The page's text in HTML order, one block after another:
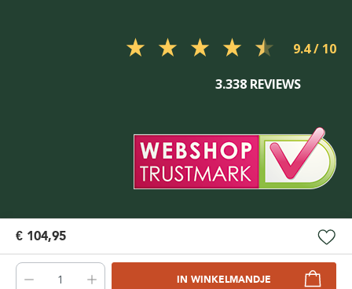
€ 104,95
IN WINKELMANDJE
9.4
3.338 REVIEWS